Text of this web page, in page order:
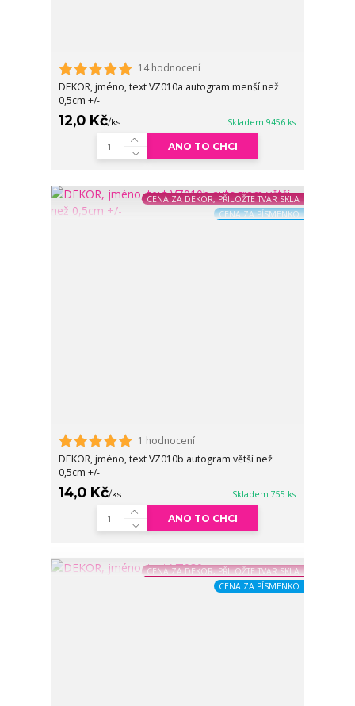
14 hodnocení
DEKOR, jméno, text VZ010a autogram menší než
0,5cm +/-
12,0 Kč/ks Skladem 9456 ks
ANO TO CHCI
CENA ZA DEKOR, PŘILOŽTE TVAR SKLA
CENA ZA PÍSMENKO
1 hodnocení
DEKOR, jméno, text VZ010b autogram větší než
0,5cm +/-
14,0 Kč/ks Skladem 755 ks
ANO TO CHCI
CENA ZA DEKOR, PŘILOŽTE TVAR SKLA
CENA ZA PÍSMENKO